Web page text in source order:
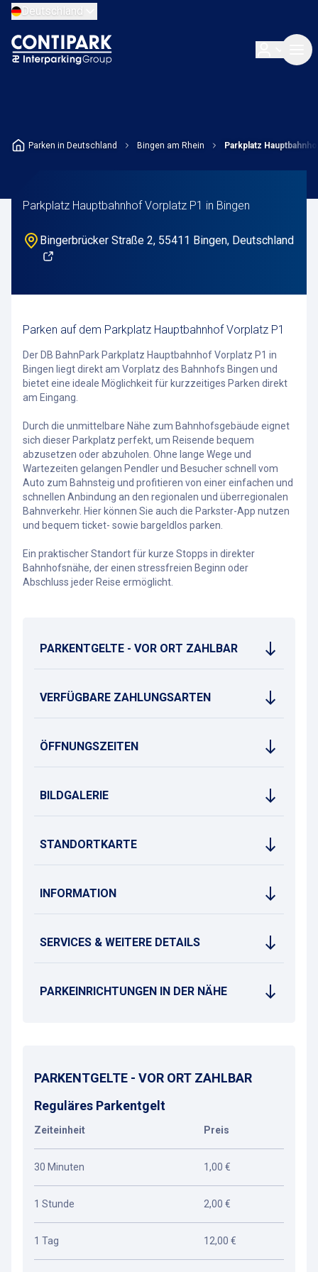
Deutschland
Parken in Deutschland Bingen am Rhein Parkplatz
Parkplatz Hauptbahnhof Vorplatz P1 in Bingen
Bingerbrücker Straße 2, 55411 Bingen, Deutschland
Parken auf dem Parkplatz Hauptbahnhof Vorplatz P1
Der DB BahnPark Parkplatz Hauptbahnhof Vorplatz P1 in
Bingen liegt direkt am Vorplatz des Bahnhofs Bingen und
bietet eine ideale Möglichkeit für kurzzeitiges Parken direkt
am Eingang.
Durch die unmittelbare Nähe zum Bahnhofsgebäude eignet
sich dieser Parkplatz perfekt, um Reisende bequem
abzusetzen oder abzuholen. Ohne lange Wege und
Wartezeiten gelangen Pendler und Besucher schnell vom
Auto zum Bahnsteig und profitieren von einer einfachen und
schnellen Anbindung an den regionalen und überregionalen
Bahnverkehr. Hier können Sie auch die Parkster-App nutzen
und bequem ticket- sowie bargeldlos parken.
Ein praktischer Standort für kurze Stopps in direkter
Bahnhofsnähe, der einen stressfreien Beginn oder
Abschluss jeder Reise ermöglicht.
PARKENTGELTE - VOR ORT ZAHLBAR
VERFÜGBARE ZAHLUNGSARTEN
ÖFFNUNGSZEITEN
BILDGALERIE
STANDORTKARTE
INFORMATION
SERVICES & WEITERE DETAILS
PARKEINRICHTUNGEN IN DER NÄHE
PARKENTGELTE - VOR ORT ZAHLBAR
Reguläres Parkentgelt
Zeiteinheit Preis
30 Minuten 1,00 €
1 Stunde 2,00 €
1 Tag 12,00 €